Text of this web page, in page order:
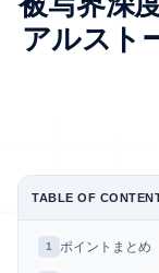
アルスト
TABLE OF
1 ポイントまとめ